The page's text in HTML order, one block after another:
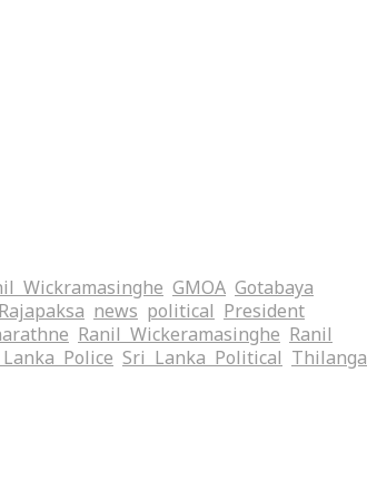
Wickramasinghe GMOA Gotabaya
news political President
Ranil Wickeramasinghe Ranil
Police Sri Lanka Political Thilanga